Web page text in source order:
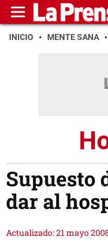
INICIO MENTE SANA
Supuesto
dar al
Actualizado: 21 mayo